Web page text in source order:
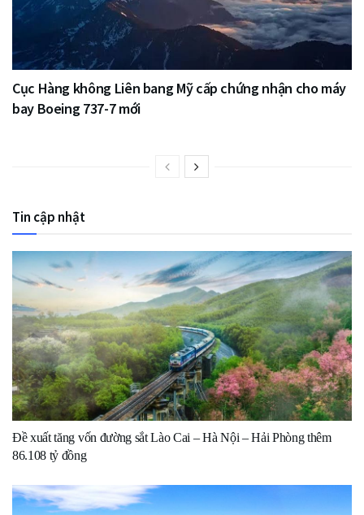
Cục Hàng không Liên bang Mỹ cấp chứng nhận cho máy
bay Boeing 737-7 mới
Tin cập nhật
Đề xuất tăng vốn đường sắt Lào Cai – Hà Nội – Hải Phòng thêm
86.108 tỷ đồng